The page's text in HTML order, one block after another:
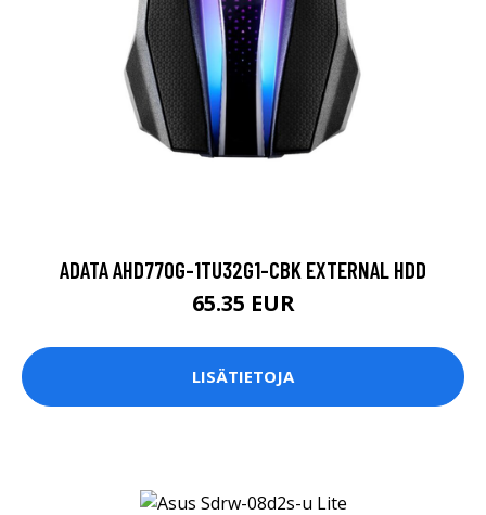
ADATA AHD770G-1TU32G1-CBK EXTERNAL HDD
65.35 EUR
LISÄTIETOJA